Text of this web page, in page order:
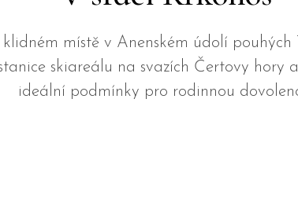
místě v Anenském údolí pouhých
skiareálu na svazích Čertovy hory
ideální podmínky pro rodinnou